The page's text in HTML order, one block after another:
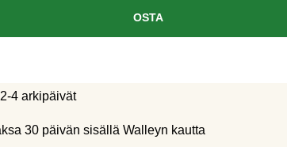
OSTA
2-4 arkipäivät
30 päivän sisällä Walleyn kautta